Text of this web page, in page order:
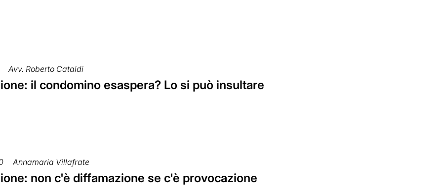
Avv. Roberto Cataldi
il condomino esaspera? Lo si può insultare
Annamaria Villafrate
non c'è diffamazione se c'è provocazione